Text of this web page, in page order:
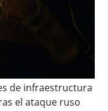
de infraestructura
el ataque ruso